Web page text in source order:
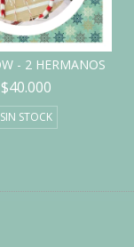
- 2 HERMANOS
$40.000
SIN STOCK